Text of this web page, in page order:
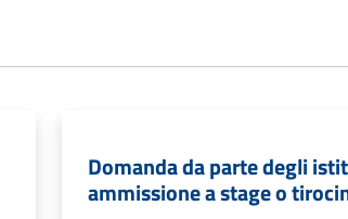
Domanda da parte degli
ammissione a stage o